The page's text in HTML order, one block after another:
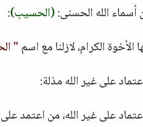
أسماء الله الحسنى:(الحسيب):
الأخوة الكرام، لازلنا مع اسم"
على غير الله مذلة:
على غير الله، من اعتمد